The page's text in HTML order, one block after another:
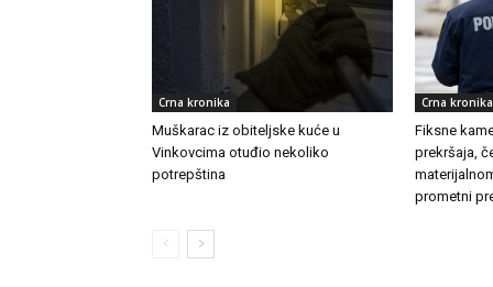
Crna kronika
Muškarac iz obiteljske kuće u
Vinkovcima otuđio nekoliko
potrepština
Crna kronika
Fiksne
prekršaja,
prometni